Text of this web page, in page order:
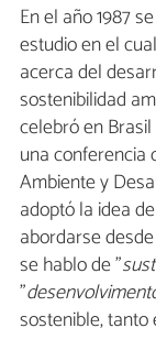
En el año 1987
estudio en el
acerca del
sostenibilidad
celebró en
una conferencia
Ambiente y
adoptó la idea
abordarse
se hablo de "
"
sostenible,